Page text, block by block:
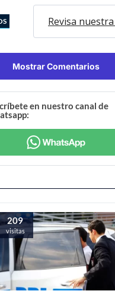
Revisa
Mostrar Comentarios
en nuestro canal de
209
visitas